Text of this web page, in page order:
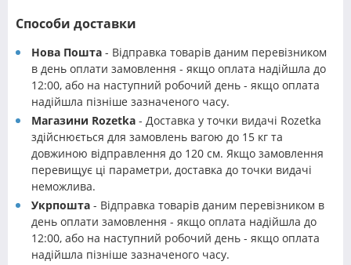
Способи доставки
Нова Пошта - Відправка товарів даним перевізником
в день оплати замовлення - якщо оплата надійшла до
12:00, або на наступний робочий день - якщо оплата
надійшла пізніше зазначеного часу.
Магазини Rozetka - Доставка у точки видачі Rozetka
здійснюється для замовлень вагою до 15 кг та
довжиною відправлення до 120 см. Якщо замовлення
перевищує ці параметри, доставка до точки видачі
неможлива.
Укрпошта - Відправка товарів даним перевізником в
день оплати замовлення - якщо оплата надійшла до
12:00, або на наступний робочий день - якщо оплата
надійшла пізніше зазначеного часу.